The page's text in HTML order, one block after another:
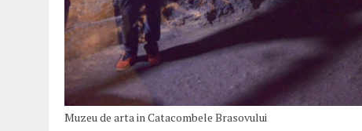
Muzeu de arta in Catacombele Brasovului